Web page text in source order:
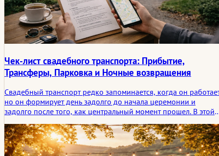
Чек-лист свадебного транспорта: Прибытие,
Трансферы, Парковка и Ночные возвращения
Свадебный транспорт редко запоминается, когда он
но он формирует день задолго до начала церемонии и
задолго после того, как центральный момент прошел. В этой
касательно прибытий, трансферов, парковки и возвращений
поздно ночью, и почему передвижение и ожидание связаны
теснее, чем многие пары ожидают.